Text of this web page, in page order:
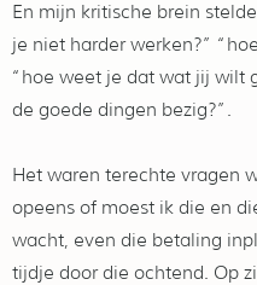
En mijn kritische brein
je niet harder werken?”
“hoe weet je dat wat jij wilt
de goede dingen bezig?”.
Het waren terechte vragen
opeens of moest ik die en
wacht, even die betaling
tijdje door die ochtend. Op